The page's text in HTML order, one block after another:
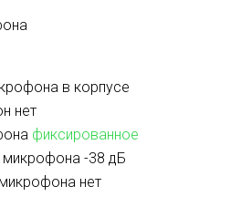
в корпусе
нет
фиксированное
микрофона -38 дБ
нет